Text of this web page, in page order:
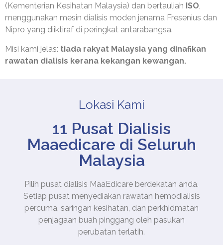
(Kementerian Kesihatan Malaysia) dan bertauliah ISO,
menggunakan mesin dialisis moden jenama Fresenius dan
Nipro yang diiktiraf di peringkat antarabangsa.
Misi kami jelas: tiada rakyat Malaysia yang dinafikan
rawatan dialisis kerana kekangan kewangan.
Lokasi Kami
11 Pusat Dialisis
Maaedicare di Seluruh
Malaysia
Pilih pusat dialisis MaaEdicare berdekatan anda.
Setiap pusat menyediakan rawatan hemodialisis
percuma, saringan kesihatan, dan perkhidmatan
penjagaan buah pinggang oleh pasukan
perubatan terlatih.